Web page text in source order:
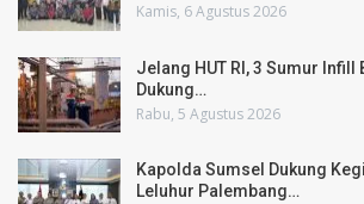
Kamis, 6 Agustus 2026
Jelang HUT RI, 3 Sumur Infill
Dukung…
Rabu, 5 Agustus 2026
Kapolda Sumsel Dukung
Leluhur Palembang…